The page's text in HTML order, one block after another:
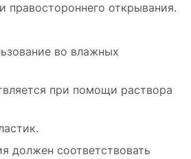
правостороннего открывания.
во влажных
при помощи раствора
должен соответствовать